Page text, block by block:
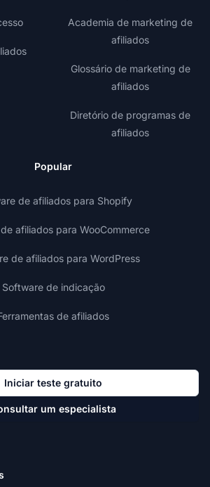
Academia de marketing de
afiliados
Glossário de marketing de
afiliados
Diretório de programas de
afiliados
Popular
de afiliados para Shopify
afiliados para WooCommerce
de afiliados para WordPress
Software de indicação
de afiliados
Iniciar teste gratuito
um especialista